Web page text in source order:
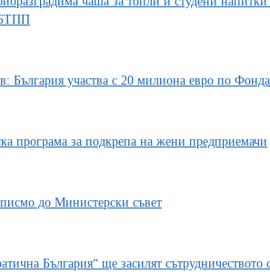
България участва с 20 милиона евро по
програма за подкрепа на жени предприемачи
до Министерски съвет
България“ ще засилят сътрудничеството